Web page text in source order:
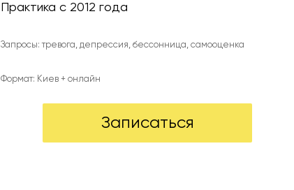
Практика с 2012 года
Запросы: тревога, депрессия, бессонница, самооценка
Формат: Киев + онлайн
Записаться